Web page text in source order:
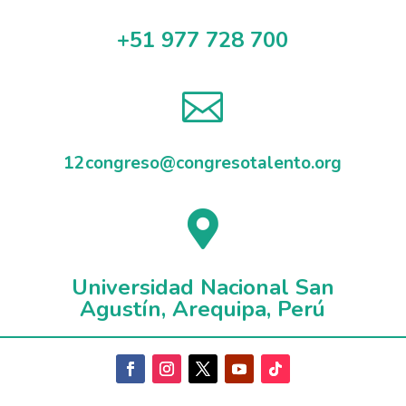
+51 977 728 700

12congreso@congresotalento.org

Universidad Nacional San
Agustín, Arequipa, Perú